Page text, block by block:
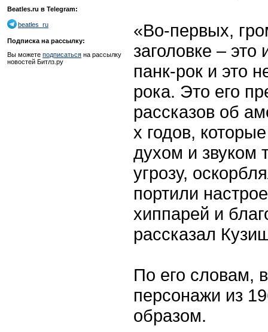
Beatles.ru в Telegram:
beatles_ru
Подписка на рассылку:
Вы можете подписаться на рассылку
новостей Битлз.ру
«Во-первых,
заголовке – это
панк-рок и это
рока. Это его
рассказов об
х годов,
духом и звуком
угрозу,
портили
хиппарей и
рассказал
По его словам,
персонажи из
образом.